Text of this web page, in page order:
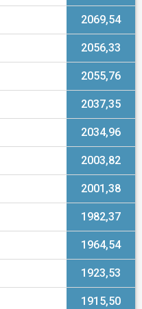
2069,54
2056,33
2055,76
2037,35
2034,96
2003,82
2001,38
1982,37
1964,54
1923,53
1915,50